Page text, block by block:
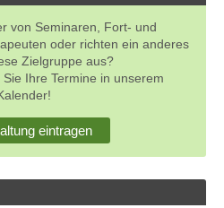
von Seminaren, Fort- und
oder richten ein anderes
Zielgruppe aus?
Ihre Termine in unserem
eintragen